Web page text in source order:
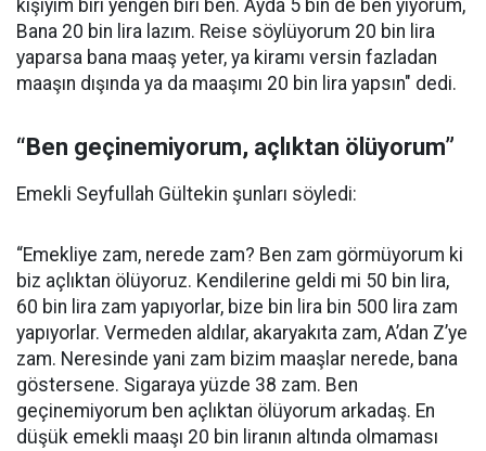
kişiyim biri yengen biri ben. Ayda 5 bin de ben yiyorum,
Bana 20 bin lira lazım. Reise söylüyorum 20 bin lira
yaparsa bana maaş yeter, ya kiramı versin fazladan
maaşın dışında ya da maaşımı 20 bin lira yapsın" dedi.
“Ben geçinemiyorum, açlıktan ölüyorum”
Emekli Seyfullah Gültekin şunları söyledi:
“Emekliye zam, nerede zam? Ben zam görmüyorum ki
biz açlıktan ölüyoruz. Kendilerine geldi mi 50 bin lira,
60 bin lira zam yapıyorlar, bize bin lira bin 500 lira zam
yapıyorlar. Vermeden aldılar, akaryakıta zam, A’dan Z’ye
zam. Neresinde yani zam bizim maaşlar nerede, bana
göstersene. Sigaraya yüzde 38 zam. Ben
geçinemiyorum ben açlıktan ölüyorum arkadaş. En
düşük emekli maaşı 20 bin liranın altında olmaması